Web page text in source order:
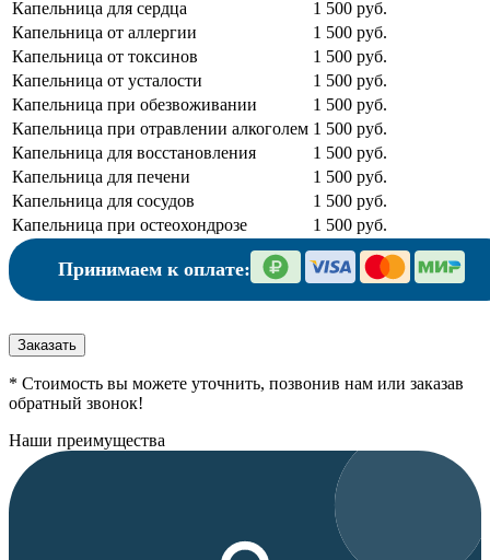
Капельница для сердца
1 500 руб.
Капельница от аллергии
1 500 руб.
Капельница от токсинов
1 500 руб.
Капельница от усталости
1 500 руб.
Капельница при обезвоживании
1 500 руб.
Капельница при отравлении алкоголем 1 500 руб.
Капельница для восстановления
1 500 руб.
Капельница для печени
1 500 руб.
Капельница для сосудов
1 500 руб.
Капельница при остеохондрозе
1 500 руб.
Принимаем к оплате:
Заказать
* Стоимость вы можете уточнить, позвонив нам или заказав
обратный звонок!
Наши преимущества